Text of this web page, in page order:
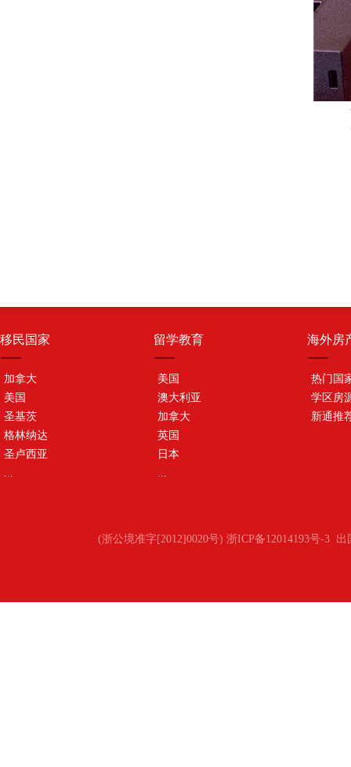
移民国家
加拿大
美国
圣基茨
格林纳达
圣卢西亚
...
留学教育
美国
澳大利亚
加拿大
英国
日本
...
海外房
热门国
学区房
新通推
(浙公境准字[2012]0020号) 浙ICP备12014193号-3 出